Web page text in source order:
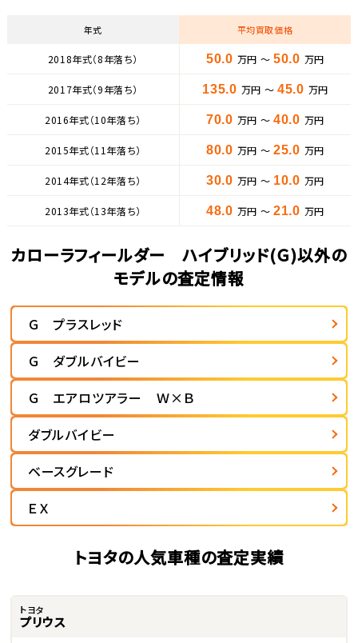
年式 平均買取価格
2018年式（8年落ち） 50.0 万円 ～ 50.0 万円
2017年式（9年落ち） 135.0 万円 ～ 45.0 万円
2016年式（10年落ち） 70.0 万円 ～ 40.0 万円
2015年式（11年落ち） 80.0 万円 ～ 25.0 万円
2014年式（12年落ち） 30.0 万円 ～ 10.0 万円
2013年式（13年落ち） 48.0 万円 ～ 21.0 万円
カローラフィールダー ハイブリッド(Ｇ)以外の
モデルの査定情報
Ｇ プラスレッド
Ｇ ダブルバイビー
Ｇ エアロツアラー Ｗ×Ｂ
ダブルバイビー
ベースグレード
ＥＸ
トヨタの人気車種の査定実績
トヨタ
プリウス